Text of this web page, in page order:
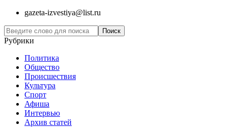
gazeta-izvestiya@list.ru
Рубрики
Политика
Общество
Проиcшествия
Культура
Спорт
Афиша
Интервью
Архив статей